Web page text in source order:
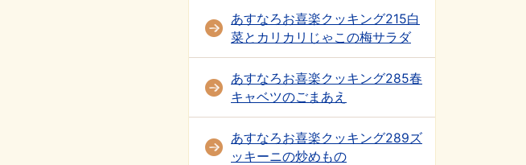
あすなろお喜楽クッキング215白
菜とカリカリじゃこの梅サラダ
あすなろお喜楽クッキング285春
キャベツのごまあえ
あすなろお喜楽クッキング289ズ
ッキーニの炒めもの